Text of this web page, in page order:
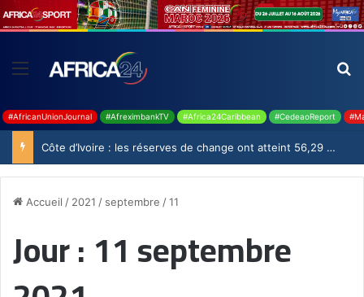
#AfricanUnionJournal #AfreximbankTV #Africa24Caribbean #CedeaoReport
Côte d’Ivoire : les réserves de change ont atteint 56,29 milliards USD en juillet
Accueil / 2021 / septembre /11
Jour :11 septembre